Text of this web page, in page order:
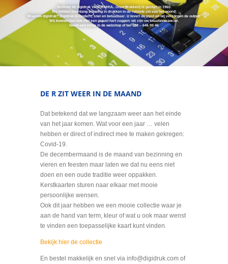
Welkom bij digidruk VANDENHUL. Onze drukkerij is gestart in 1960.
We hebben jarenlang ervaring in drukken in de ruimste zin van het woord!
Waarom digidruk? Digidruk is modern, snel en betaalbaar. U levert de input en wij verzorgen de output!
Wij kunnen dan ook met een gerust hart zeggen: wij zijn uw totaalleverancier.
Neem een kijkje in de webshop of bel 088 – 646 00 46
DE R ZIT WEER IN DE MAAND
Dat betekend dat we langzaam weer aan het einde
van het jaar komen. Wat voor een jaar … velen
hebben er direct of indirect mee te maken gekregen:
Covid-19.
De decembermaand is de maand van bezinning en
vieren en feesten maar laten we dat nu eens niet
doen en een oude traditie weer oppakken.
Kerstkaarten sturen naar elkaar met mooie
persoonlijke wensen.
Ook dit jaar hebben we een mooie collectie waar je
aan de hand van term, kleur of wat u ook maar wenst
te vinden een toepasselijke kaart kunt vinden.
Bekijk hier de collectie
En bestel makkelijk en snel via info@digidruk.com of